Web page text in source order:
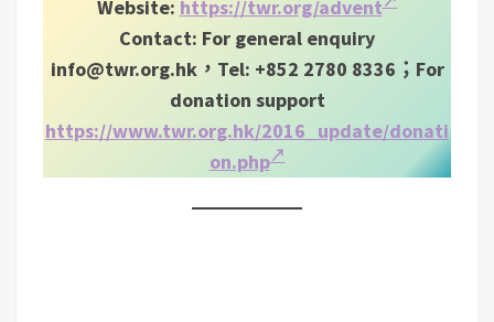
Website: https://twr.org/advent
Contact: For general enquiry
info@twr.org.hk，Tel: +852 2780 8336；For
donation support
https://www.twr.org.hk/2016_update/donati
on.php